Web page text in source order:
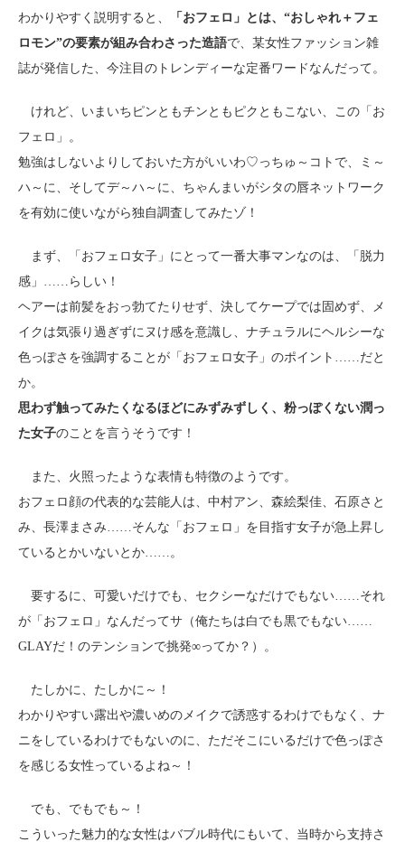
わかりやすく説明すると、
「おフェロ」とは、“おしゃれ＋フェ
ロモン”の要素が組み合わさった造語で、某女性ファッション雑
誌が発信した、今注目のトレンディーな定番ワードなんだって。
けれど、いまいちピンともチンともピクともこない、この「お
フェロ」。
勉強はしないよりしておいた方がいいわ♡っちゅ～コトで、ミ～
ハ～に、そしてデ～ハ～に、ちゃんまいがシタの唇ネットワーク
を有効に使いながら独自調査してみたゾ！
まず、「おフェロ女子」にとって一番大事マンなのは、「脱力
感」……らしい！
ヘアーは前髪をおっ勃てたりせず、決してケープでは固めず、メ
イクは気張り過ぎずにヌけ感を意識し、ナチュラルにヘルシーな
色っぽさを強調することが「おフェロ女子」のポイント……だと
か。
思わず触ってみたくなるほどにみずみずしく、粉っぽくない潤っ
た女子のことを言うそうです！
また、火照ったような表情も特徴のようです。
おフェロ顔の代表的な芸能人は、中村アン、森絵梨佳、石原さと
み、長澤まさみ……そんな「おフェロ」を目指す女子が急上昇し
ているとかいないとか……。
要するに、可愛いだけでも、セクシーなだけでもない……それ
が「おフェロ」なんだってサ（俺たちは白でも黒でもない……
GLAYだ！のテンションで挑発∞ってか？）。
たしかに、たしかに～！
わかりやすい露出や濃いめのメイクで誘惑するわけでもなく、ナ
ニをしているわけでもないのに、ただそこにいるだけで色っぽさ
を感じる女性っているよね～！
でも、でもでも～！
こういった魅力的な女性はバブル時代にもいて、当時から支持さ